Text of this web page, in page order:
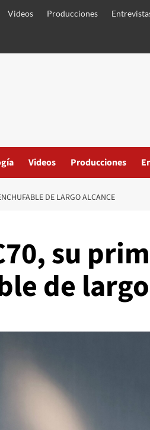
Videos Producciones
Videos Producciones
DE LARGO ALCANCE
su
de